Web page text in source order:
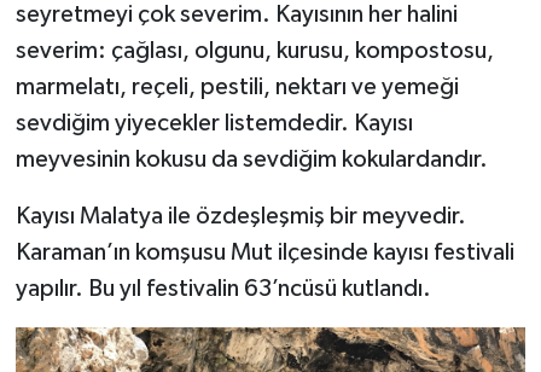
seyretmeyi çok severim. Kayısının her halini
severim: çağlası, olgunu, kurusu, kompostosu,
marmelatı, reçeli, pestili, nektarı ve yemeği
sevdiğim yiyecekler listemdedir. Kayısı
meyvesinin kokusu da sevdiğim kokulardandır.
Kayısı Malatya ile özdeşleşmiş bir meyvedir.
Karaman’ın komşusu Mut ilçesinde kayısı festivali
yapılır. Bu yıl festivalin 63’ncüsü kutlandı.